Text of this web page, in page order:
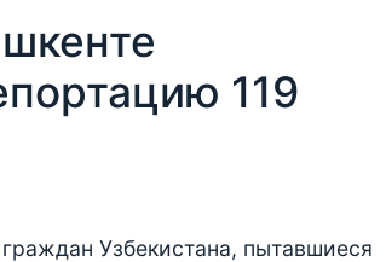
119
Узбекистана, пытавшиеся